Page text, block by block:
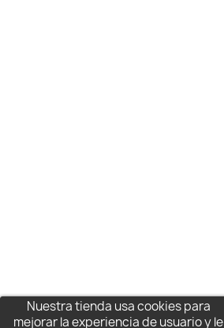
Nuestra tienda usa cookies para
mejorar la experiencia de usuario y le